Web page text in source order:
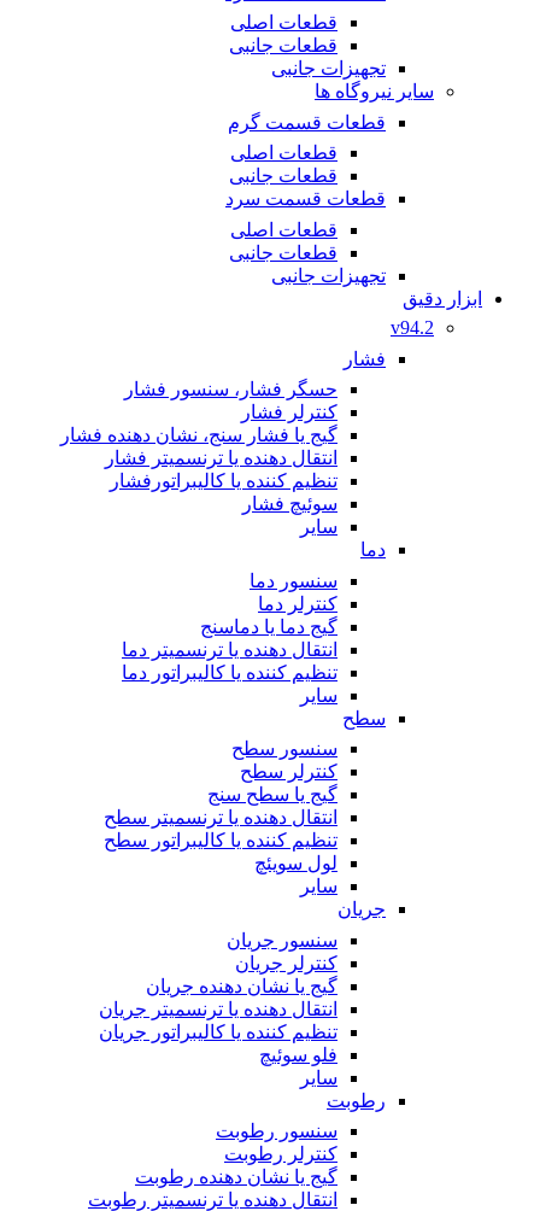
قطعات اصلی
قطعات جانبی
تجهیزات جانبی
سایر نیروگاه ها
قطعات قسمت گرم
قطعات اصلی
قطعات جانبی
قطعات قسمت سرد
قطعات اصلی
قطعات جانبی
تجهیزات جانبی
ابزار دقیق
v94.2
فشار
حسگر فشار، سنسور فشار
کنترلر فشار
گیج یا فشار سنج، نشان دهنده فشار
انتقال دهنده یا ترنسمیتر فشار
تنظیم کننده یا کالیبراتورفشار
سوئیچ فشار
سایر
دما
سنسور دما
کنترلر دما
گیج دما یا دماسنج
انتقال دهنده یا ترنسمیتر دما
تنظیم کننده یا کالیبراتور دما
سایر
سطح
سنسور سطح
کنترلر سطح
گیج یا سطح سنج
انتقال دهنده یا ترنسمیتر سطح
تنظیم کننده یا کالیبراتور سطح
لول سویئچ
سایر
جریان
سنسور جریان
کنترلر جریان
گیج یا نشان دهنده جریان
انتقال دهنده یا ترنسمیتر جریان
تنظیم کننده یا کالیبراتور جریان
فلو سوئیچ
سایر
رطوبت
سنسور رطوبت
کنترلر رطوبت
گیج یا نشان دهنده رطوبت
انتقال دهنده یا ترنسمیتر رطوبت